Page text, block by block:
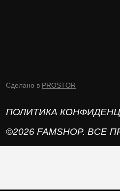
Сделано в PROSTOR
ПОЛИТИКА
©2026 FAMSHOP.